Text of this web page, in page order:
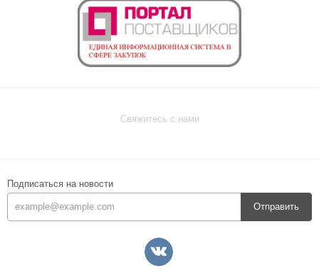
Свяжитесь с нами
Подписаться на новости
Отправить